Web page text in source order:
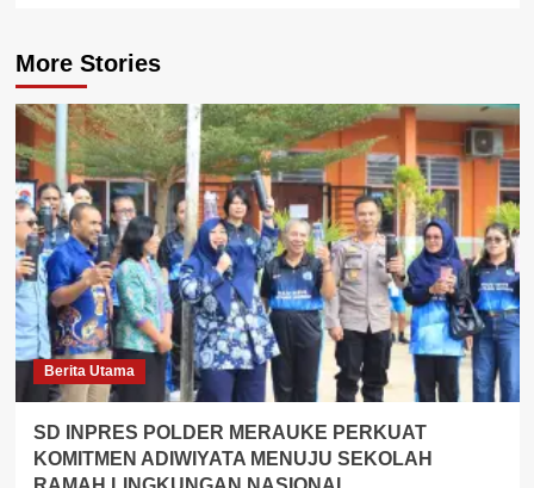
More Stories
Berita Utama
SD INPRES POLDER MERAUKE PERKUAT
KOMITMEN ADIWIYATA MENUJU SEKOLAH